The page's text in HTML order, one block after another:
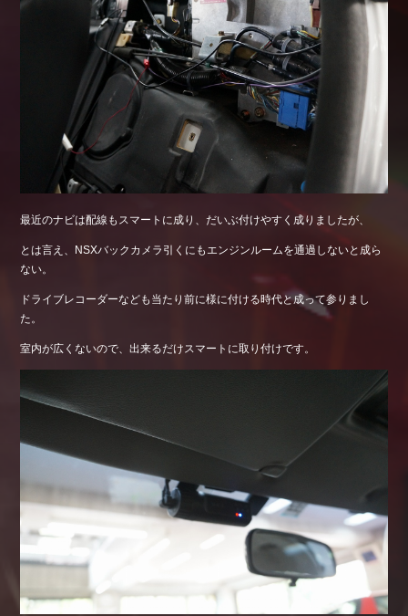
最近のナビは配線もスマートに成り、だいぶ付けやすく成りましたが、
とは言え、NSXバックカメラ引くにもエンジンルームを通過しないと成ら
ない。
ドライブレコーダーなども当たり前に様に付ける時代と成って参りまし
た。
室内が広くないので、出来るだけスマートに取り付けです。